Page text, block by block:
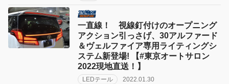
一直線！ 視線釘付けのオープニング
アクション引っさげ、30アルファード
＆ヴェルファイア専用ライティングシ
ステム新登場! 【#東京オートサロン
2022現地直送！】
LEDテール 2022.01.30